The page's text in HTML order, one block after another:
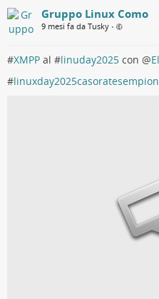
Gruppo Linux Como
9 mesi fa da Tusky •
#XMPP al #linuday2025 con @
#